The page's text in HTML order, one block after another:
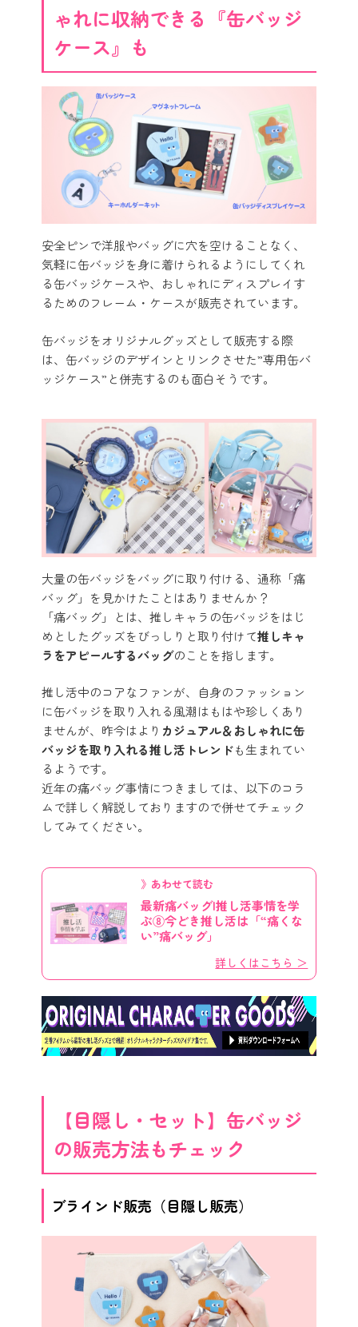
ゃれに収納できる『缶バッジ
ケース』も
安全ピンで洋服やバッグに穴を空けることなく、
気軽に缶バッジを身に着けられるようにしてくれ
る缶バッジケースや、おしゃれにディスプレイす
るためのフレーム・ケースが販売されています。
缶バッジをオリジナルグッズとして販売する際
は、缶バッジのデザインとリンクさせた”専用缶バ
ッジケース”と併売するのも面白そうです。
大量の缶バッジをバッグに取り付ける、通称「痛
バッグ」を見かけたことはありませんか？
「痛バッグ」とは、推しキャラの缶バッジをはじ
めとしたグッズをびっしりと取り付けて推しキャ
ラをアピールするバッグのことを指します。
推し活中のコアなファンが、自身のファッション
に缶バッジを取り入れる風潮はもはや珍しくあり
ませんが、昨今はより カジュアル＆おしゃれに缶
バッジを取り入れる推し活トレンドも生まれてい
るようです。
近年の痛バッグ事情につきましては、以下のコラ
ムで詳しく解説しておりますので併せてチェック
してみてください。
》あわせて読む
最新痛バッグ|推し活事情を学
ぶ⑧今どき推し活は「“痛くな
い”痛バッグ」
詳しくはこちら ＞
【目隠し・セット】缶バッジ
の販売方法もチェック
ブラインド販売（目隠し販売）